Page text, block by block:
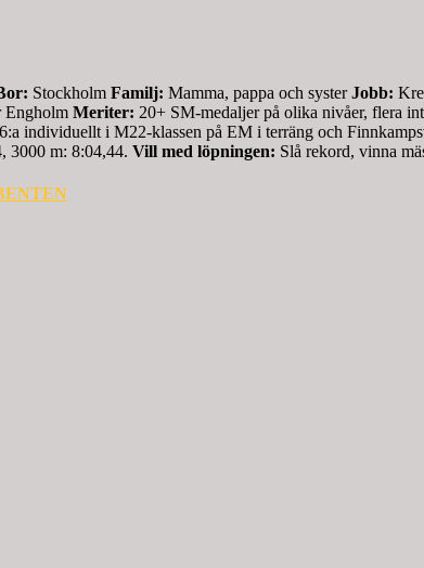
Stockholm Familj: Mamma, pappa och systerJobb:
Engholm Meriter: 20+ SM-medaljer på olika nivåer, flera
individuellt i M22-klassen på EM i terräng och
3000 m: 8:04,44. Vill med löpningen: Slå rekord, vinna